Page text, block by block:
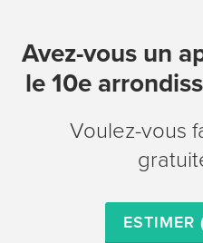
Avez-vous un
le 10e
Voulez-vous
ESTIMER